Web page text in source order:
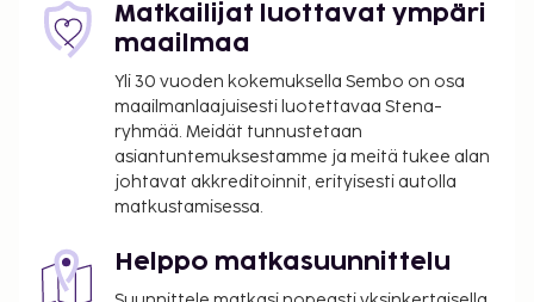
Matkailijat luottavat ympäri
maailmaa
Yli 30 vuoden kokemuksella Sembo on osa
maailmanlaajuisesti luotettavaa Stena-
ryhmää. Meidät tunnustetaan
asiantuntemuksestamme ja meitä tukee alan
johtavat akkreditoinnit, erityisesti autolla
matkustamisessa.
Helppo matkasuunnittelu